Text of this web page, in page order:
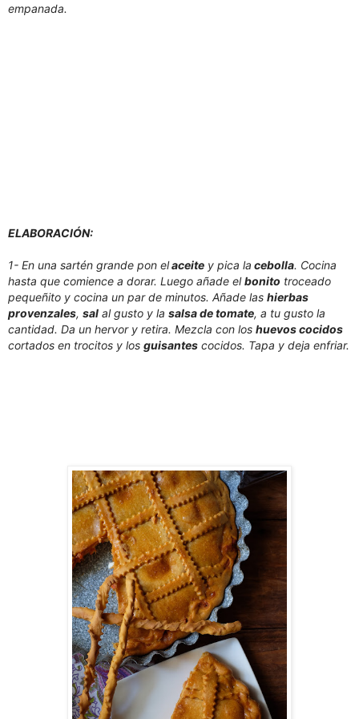
empanada.
ELABORACIÓN:
1- En una sartén grande pon elaceite y pica la cebolla. Cocina
hasta que comience a dorar. Luego añade elbonito troceado
pequeñito y cocina un par de minutos. Añade las hierbas
provenzales, sal al gusto y la salsa de tomate, a tu gusto la
cantidad. Da un hervor y retira. Mezcla con los huevos cocidos
cortados en trocitos y los guisantes cocidos. Tapa y deja enfriar.